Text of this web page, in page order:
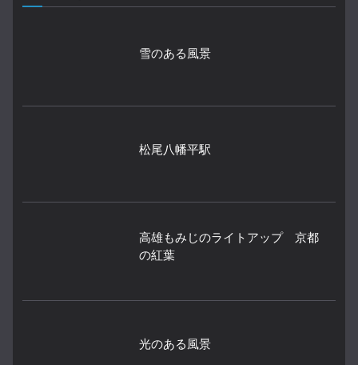
雪のある風景
松尾八幡平駅
高雄もみじのライトアップ 京都
の紅葉
光のある風景